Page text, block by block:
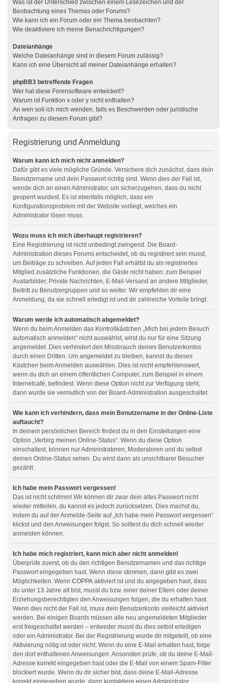
Was ist der Unterschied zwischen einem Lesezeichen und der
Beobachtung eines Themas oder Forums?
Wie kann ich ein Forum oder ein Thema beobachten?
Wie deaktiviere ich meine Benachrichtigungen?
Dateianhänge
Welche Dateianhänge sind in diesem Forum zulässig?
Kann ich eine Übersicht all meiner Dateianhänge erhalten?
phpBB3 betreffende Fragen
Wer hat diese Forensoftware entwickelt?
Warum ist Funktion x oder y nicht enthalten?
An wen soll ich mich wenden, falls es Beschwerden oder juristische
Anfragen zu diesem Forum gibt?
Registrierung und Anmeldung
Warum kann ich mich nicht anmelden?
Dafür gibt es viele mögliche Gründe. Versichere dich zunächst, dass dein
Benutzername und dein Passwort richtig sind. Wenn dies der Fall ist,
wende dich an einen Administrator, um sicherzugehen, dass du nicht
gesperrt wurdest. Es ist ebenfalls möglich, dass ein
Konfigurationsproblem mit der Website vorliegt, welches ein
Administrator lösen muss.
Wozu muss ich mich überhaupt registrieren?
Eine Registrierung ist nicht unbedingt zwingend. Die Board-
Administration dieses Forums entscheidet, ob du registriert sein musst,
um Beiträge zu schreiben. Auf jeden Fall erhältst du als registriertes
Mitglied zusätzliche Funktionen, die Gäste nicht haben: zum Beispiel
Avatarbilder, Private Nachrichten, E-Mail-Versand an andere Mitglieder,
Beitritt zu Benutzergruppen und so weiter. Wir empfehlen dir eine
Anmeldung, da sie schnell erledigt ist und dir zahlreiche Vorteile bringt.
Warum werde ich automatisch abgemeldet?
Wenn du beim Anmelden das Kontrollkästchen „Mich bei jedem Besuch
automatisch anmelden“ nicht auswählst, wirst du nur für eine Sitzung
angemeldet. Dies verhindert den Missbrauch deines Benutzerkontos
durch einen Dritten. Um angemeldet zu bleiben, kannst du dieses
Kästchen beim Anmelden auswählen. Dies ist nicht empfehlenswert,
wenn du dich an einem öffentlichen Computer, zum Beispiel in einem
Internetcafé, befindest. Wenn diese Option nicht zur Verfügung steht,
dann wurde sie vermutlich von der Board-Administration ausgeschaltet.
Wie kann ich verhindern, dass mein Benutzername in der Online-Liste
auftaucht?
In deinem persönlichen Bereich findest du in den Einstellungen eine
Option „Verbirg meinen Online-Status“. Wenn du diese Option
einschaltest, können nur Administratoren, Moderatoren und du selbst
deinen Online-Status sehen. Du wirst dann als unsichtbarer Besucher
gezählt.
Ich habe mein Passwort vergessen!
Das ist nicht schlimm! Wir können dir zwar dein altes Passwort nicht
wieder mitteilen, du kannst es jedoch zurücksetzen. Dies machst du,
indem du auf der Anmelde-Seite auf „Ich habe mein Passwort vergessen“
klickst und den Anweisungen folgst. So solltest du dich schnell wieder
anmelden können.
Ich habe mich registriert, kann mich aber nicht anmelden!
Überprüfe zuerst, ob du den richtigen Benutzernamen und das richtige
Passwort eingegeben hast. Wenn diese stimmen, dann gibt es zwei
Möglichkeiten. Wenn COPPA aktiviert ist und du angegeben hast, dass
du unter 13 Jahre alt bist, musst du bzw. einer deiner Eltern oder deiner
Erziehungsberechtigten den Anweisungen folgen, die du erhalten hast.
Wenn dies nicht der Fall ist, muss dein Benutzerkonto vielleicht aktiviert
werden. Bei einigen Boards müssen alle neu angemeldeten Mitglieder
erst freigeschaltet werden – entweder musst du dies selbst erledigen
oder ein Administrator. Bei der Registrierung wurde dir mitgeteilt, ob eine
Aktivierung nötig ist oder nicht. Wenn du eine E-Mail erhalten hast, folge
den dort enthaltenen Anweisungen. Ansonsten prüfe, ob du deine E-Mail-
Adresse korrekt eingegeben hast oder die E-Mail von einem Spam-Filter
blockiert wurde. Wenn du dir sicher bist, dass deine E-Mail-Adresse
korrekt eingegeben wurde, dann kontaktiere einen Administrator.